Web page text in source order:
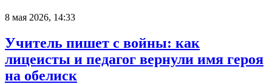
8 мая 2026, 14:33
Учитель пишет с войны: как
лицеисты и педагог вернули имя героя
на обелиск